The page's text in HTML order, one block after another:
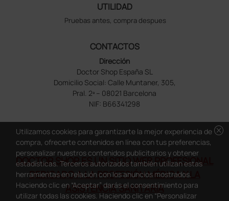
UTILIDAD
Pruebas antes, compra despues
CONTACTOS
Dirección
Doctor Shop España SL
Domicilio Social: Calle Muntaner, 305,
Pral. 2ª – 08021 Barcelona
NIF: B66341298
DOCTOR SHOP ES UN SITIO WEB PROFESIONAL
DEDICADO A LA PROFESIÓN MÉDICA Y LA
ASISTENCIA SANITARIA
cancel
Utilizamos cookies para garantizarte la mejor experiencia de
compra, ofrecerte contenidos en línea con tus preferencias,
personalizar nuestros contenidos publicitarios y obtener
estadísticas. Terceros autorizados también utilizan estas
herramientas en relación con los anuncios mostrados.
Haciendo clic en “Aceptar” darás el consentimiento para
utilizar todas las cookies. Haciendo clic en “Personalizar